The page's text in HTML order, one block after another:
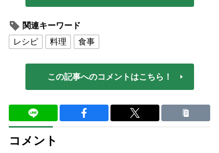
関連キーワード
レシピ
料理 食事
この記事へのコメントはこちら！
コメント